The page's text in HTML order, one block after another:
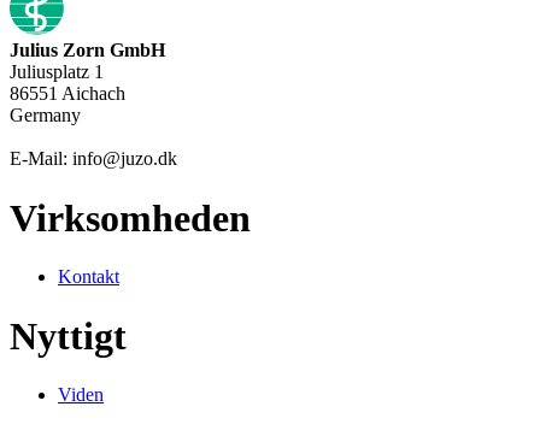
Julius Zorn GmbH
Juliusplatz 1
86551 Aichach
Germany
E-Mail: info@juzo.dk
Virksomheden
Kontakt
Nyttigt
Viden